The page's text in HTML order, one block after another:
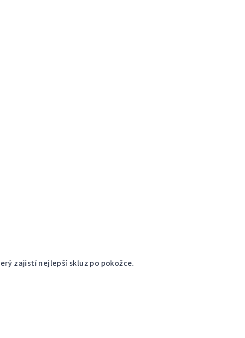
zajistí nejlepší skluz po pokožce.